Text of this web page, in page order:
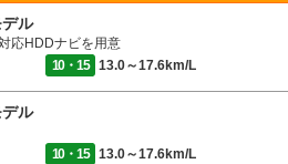
ル
応HDDナビを用意
10・15 13.0～17.6km/L
ル
10・15 13.0～17.6km/L